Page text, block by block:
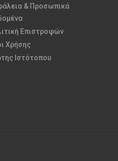
& Προσωπικά
Επιστροφών
Χρήσης
Ιστότοπου